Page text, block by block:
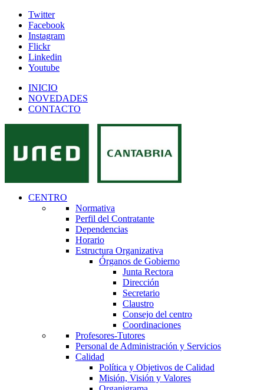
Twitter
Facebook
Instagram
Flickr
Linkedin
Youtube
INICIO
NOVEDADES
CONTACTO
CENTRO
Normativa
Perfil del Contratante
Dependencias
Horario
Estructura Organizativa
Órganos de Gobierno
Junta Rectora
Dirección
Secretario
Claustro
Consejo del centro
Coordinaciones
Profesores-Tutores
Personal de Administración y Servicios
Calidad
Política y Objetivos de Calidad
Misión, Visión y Valores